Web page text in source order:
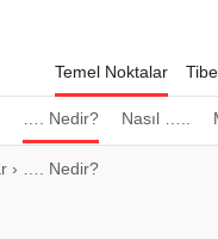
Temel Noktalar
…. Nedir? Nasıl …..
› …. Nedir?